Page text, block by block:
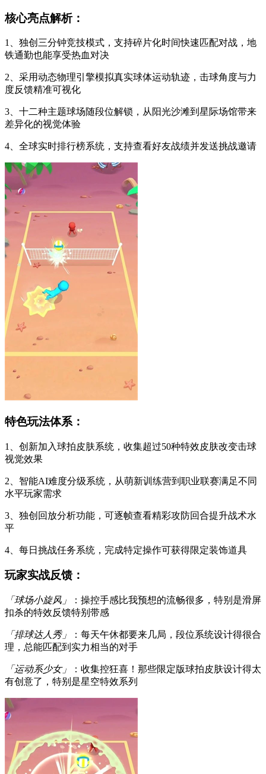
核心亮点解析：
1、独创三分钟竞技模式，支持碎片化时间快速匹配对战，地
铁通勤也能享受热血对决
2、采用动态物理引擎模拟真实球体运动轨迹，击球角度与力
度反馈精准可视化
3、十二种主题球场随段位解锁，从阳光沙滩到星际场馆带来
差异化的视觉体验
4、全球实时排行榜系统，支持查看好友战绩并发送挑战邀请
特色玩法体系：
1、创新加入球拍皮肤系统，收集超过50种特效皮肤改变击球
视觉效果
2、智能AI难度分级系统，从萌新训练营到职业联赛满足不同
水平玩家需求
3、独创回放分析功能，可逐帧查看精彩攻防回合提升战术水
平
4、每日挑战任务系统，完成特定操作可获得限定装饰道具
玩家实战反馈：
「球场小旋风」
：操控手感比我预想的流畅很多，特别是滑屏
扣杀的特效反馈特别带感
「排球达人秀」
：每天午休都要来几局，段位系统设计得很合
理，总能匹配到实力相当的对手
「运动系少女」
：收集控狂喜！那些限定版球拍皮肤设计得太
有创意了，特别是星空特效系列